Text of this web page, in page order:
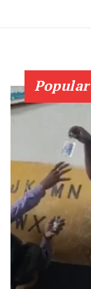
Popular